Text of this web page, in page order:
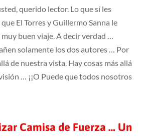
querido lector. Lo que sí les
El Torres y Guillermo Sanna le
buen viaje. A decir verdad …
solamente los dos autores … Por
de nuestra vista. Hay cosas más allá
… ¡¡O Puede que todos nosotros
Camisa de Fuerza … Un